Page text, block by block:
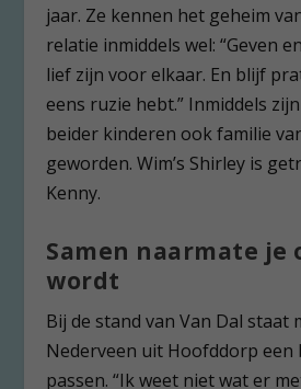
jaar. Ze kennen het geheim
relatie inmiddels wel: “Geven
lief zijn voor elkaar. En blijf
eens ruzie hebt.” Inmiddels
beider kinderen ook familie
geworden. Wim’s Shirley is
Kenny.
Samen naarmate je
wordt
Bij de stand van Van Dal staat
Nederveen uit Hoofddorp een
passen. “Ik weet niet wat er